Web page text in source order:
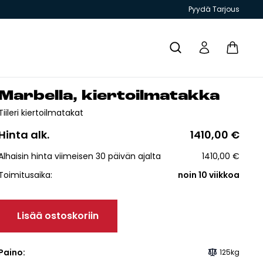
Pyydä Tarjous
PIHAKEITTIÖT
Yhteystiedot
kier­toil­ma­tak­ka
kiertoilmatakat
alk. 1410,00 €
hinta viimeisen 30 päivän ajalta 1410,00 €
noin 10 viikkoa
Lisää ostoskoriin
125kg